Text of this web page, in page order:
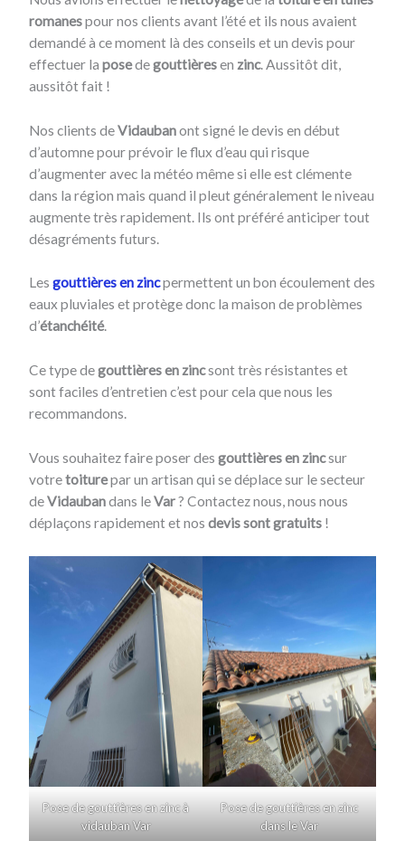
romanespour nos clients avant l’été et ils nous avaient
demandé à ce moment là des conseils et un devis pour
effectuer laposedegouttièresen zinc. Aussitôt dit,
aussitôt fait !
Nos clients deVidaubanont signé le devis en début
d’automne pour prévoir le flux d’eau qui risque
d’augmenter avec la météo même si elle est clémente
dans la région mais quand il pleut généralement le niveau
augmente très rapidement. Ils ont préféré anticiper tout
désagréments futurs.
Les gouttières en zincpermettent un bon écoulement des
eaux pluviales et protège donc la maison de problèmes
d’étanchéité.
Ce type degouttières en zincsont très résistantes et
sont faciles d’entretien c’est pour cela que nous les
recommandons.
Vous souhaitez faire poser desgouttières en zincsur
votretoiturepar un artisan qui se déplace sur le secteur
deVidaubandans leVar? Contactez nous, nous nous
déplaçons rapidement et nosdevis sont gratuits !
Pose de gouttières en zinc à
vidauban Var
Pose de gouttières en zinc
dans le Var